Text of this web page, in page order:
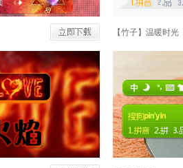
【竹子】温暖时光